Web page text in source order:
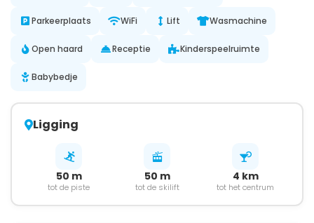
Parkeerplaats WiFi Lift Wasmachine
Open haard Receptie Kinderspeelruimte
Babybedje
Ligging
50 m
tot de piste
50 m
tot de skilift
4 km
tot het centrum